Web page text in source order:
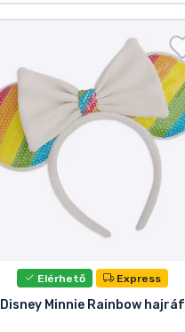
Elérhető Express
Disney Minnie Rainbow hajráf